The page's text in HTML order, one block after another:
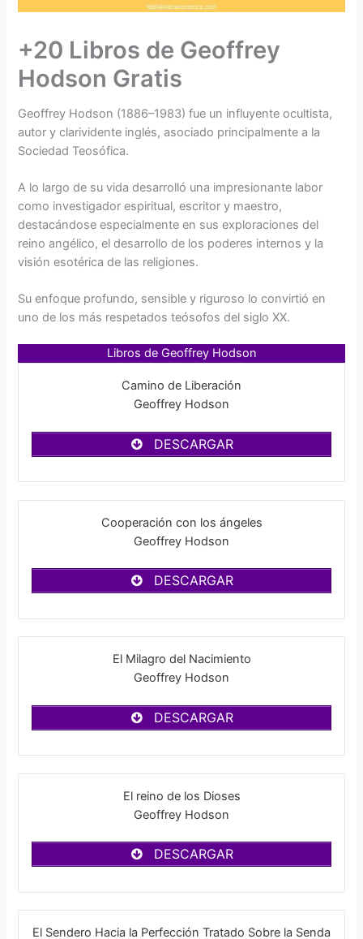
+20 Libros de Geoffrey
Hodson Gratis
Geoffrey Hodson (1886–1983) fue un influyente ocultista,
autor y clarividente inglés, asociado principalmente a la
Sociedad Teosófica.
A lo largo de su vida desarrolló una impresionante labor
como investigador espiritual, escritor y maestro,
destacándose especialmente en sus exploraciones del
reino angélico, el desarrollo de los poderes internos y la
visión esotérica de las religiones.
Su enfoque profundo, sensible y riguroso lo convirtió en
uno de los más respetados teósofos del siglo XX.
Libros de Geoffrey Hodson
Camino de Liberación
Geoffrey Hodson
DESCARGAR
Cooperación con los ángeles
Geoffrey Hodson
DESCARGAR
El Milagro del Nacimiento
Geoffrey Hodson
DESCARGAR
El reino de los Dioses
Geoffrey Hodson
DESCARGAR
El Sendero Hacia la Perfección Tratado Sobre la Senda